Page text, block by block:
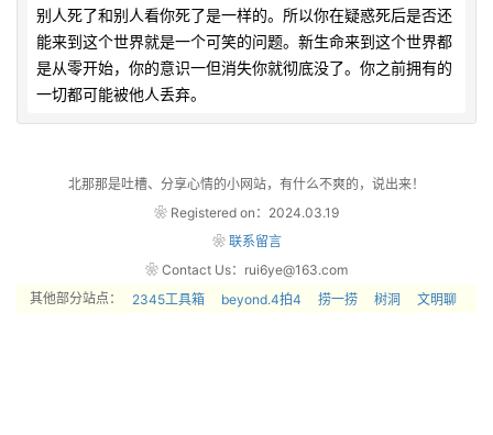
别人死了和别人看你死了是一样的。所以你在疑惑死后是否还
能来到这个世界就是一个可笑的问题。新生命来到这个世界都
是从零开始，你的意识一但消失你就彻底没了。你之前拥有的
一切都可能被他人丢弃。
北那那是吐槽、分享心情的小网站，有什么不爽的，说出来！
❀ Registered on：2024.03.19
❀ 联系留言
❀ Contact Us：rui6ye@163.com
其他部分站点：
2345工具箱 beyond.4拍4 捞一捞 树洞 文明聊